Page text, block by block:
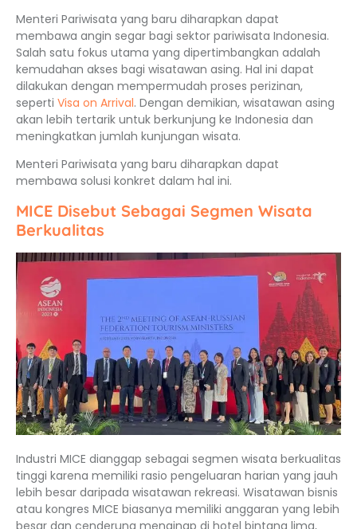
Menteri Pariwisata yang baru diharapkan dapat
membawa angin segar bagi sektor pariwisata Indonesia.
Salah satu fokus utama yang dipertimbangkan adalah
kemudahan akses bagi wisatawan asing. Hal ini dapat
dilakukan dengan mempermudah proses perizinan,
seperti Visa on Arrival. Dengan demikian, wisatawan asing
akan lebih tertarik untuk berkunjung ke Indonesia dan
meningkatkan jumlah kunjungan wisata.
Menteri Pariwisata yang baru diharapkan dapat
membawa solusi konkret dalam hal ini.
MICE Disebut Sebagai Segmen Wisata
Berkualitas
Industri MICE dianggap sebagai segmen wisata berkualitas
tinggi karena memiliki rasio pengeluaran harian yang jauh
lebih besar daripada wisatawan rekreasi. Wisatawan bisnis
atau kongres MICE biasanya memiliki anggaran yang lebih
besar dan cenderung menginap di hotel bintang lima,